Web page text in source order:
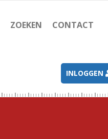
ZOEKEN CONTACT
INLOGGEN